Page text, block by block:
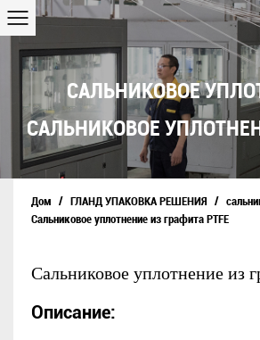
САЛЬНИКОВОЕ
САЛЬНИКОВОЕ
Дом / ГЛАНД УПАКОВКА РЕШЕНИЯ /
Сальниковое уплотнение из графита PTFE
Сальниковое уплотнение из
Описание: